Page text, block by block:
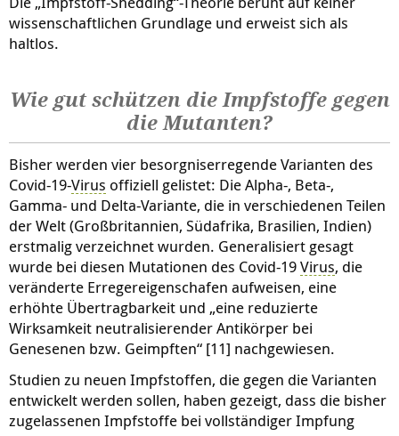
wissenschaftlichen Grundlage und erweist sich als
haltlos.
Wie gut schützen die Impfstoffe gegen
die Mutanten?
Bisher werden vier besorgniserregende Varianten des
Covid-19-Virus offiziell gelistet: Die Alpha-, Beta-,
Gamma- und Delta-Variante, die in verschiedenen Teilen
der Welt (Großbritannien, Südafrika, Brasilien, Indien)
erstmalig verzeichnet wurden. Generalisiert gesagt
wurde bei diesen Mutationen des Covid-19Virus, die
veränderte Erregereigenschafen aufweisen, eine
erhöhte Übertragbarkeit und „eine reduzierte
Wirksamkeit neutralisierender Antikörper bei
Genesenen bzw. Geimpften“ [11] nachgewiesen.
Studien zu neuen Impfstoffen, die gegen die Varianten
entwickelt werden sollen, haben gezeigt, dass die bisher
zugelassenen Impfstoffe bei vollständiger Impfung